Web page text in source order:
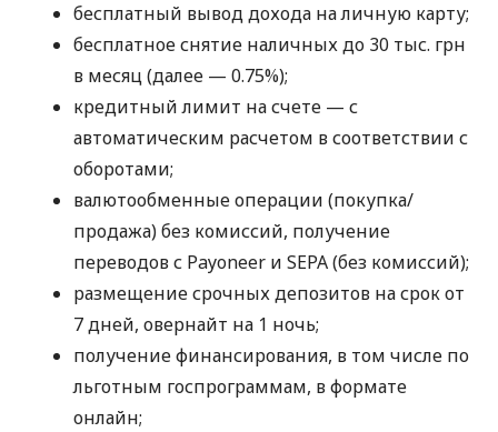
бесплатный вывод дохода на личную карту;
бесплатное снятие наличных до 30 тыс. грн
в месяц (далее — 0.75%);
кредитный лимит на счете — с
автоматическим расчетом в соответствии с
оборотами;
валютообменные операции (покупка/
продажа) без комиссий, получение
переводов с Payoneer и SEPA (без комиссий);
размещение срочных депозитов на срок от
7 дней, овернайт на 1 ночь;
получение финансирования, в том числе по
льготным госпрограммам, в формате
онлайн;